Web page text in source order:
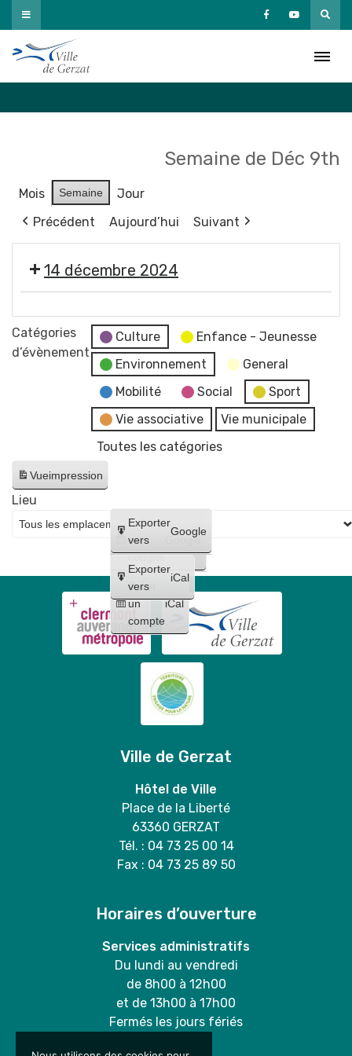
Passer
au
contenu
Semaine de Déc 9th
Mois Semaine
Jour
Précédent
Aujourd’hui Suivant
14 décembre 2024
Ego
-
Catégories
d’évènement
Culture
Enfance - Jeunesse
Environnement
General
Mobilité
Social
Sport
Vie associative
Vie municipale
Toutes les catégories
Vueimpression
Créer
un
compte
Google
Créer
un
compte
iCal
Exporter
vers
Google
Exporter
vers
iCal
Lieu
Ville de Gerzat
Hôtel de Ville
Place de la Liberté
63360 GERZAT
Tél. : 04 73 25 00 14
Fax : 04 73 25 89 50
Horaires d’ouverture
Services administratifs
Du lundi au vendredi
de 8h00 à 12h00
et de 13h00 à 17h00
Fermés les jours fériés